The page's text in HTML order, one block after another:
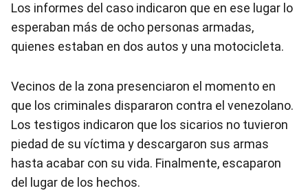
Los informes del caso indicaron que en ese lugar lo
esperaban más de ocho personas armadas,
quienes estaban en dos autos y una motocicleta.
Vecinos de la zona presenciaron el momento en
que los criminales dispararon contra el venezolano.
Los testigos indicaron que los sicarios no tuvieron
piedad de su víctima y descargaron sus armas
hasta acabar con su vida. Finalmente, escaparon
del lugar de los hechos.